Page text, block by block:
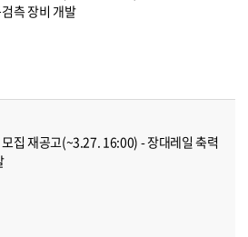
측 장비 개발
집 재공고(~3.27. 16:00) - 장대레일 축력